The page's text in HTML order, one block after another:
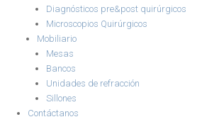
Diagnósticos pre&post quirúrgicos
Microscopios Quirúrgicos
Mobiliario
Mesas
Bancos
Unidades de refracción
Sillones
Contáctanos